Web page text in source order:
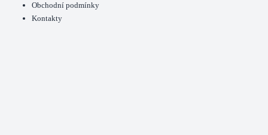
Obchodní podmínky
Kontakty